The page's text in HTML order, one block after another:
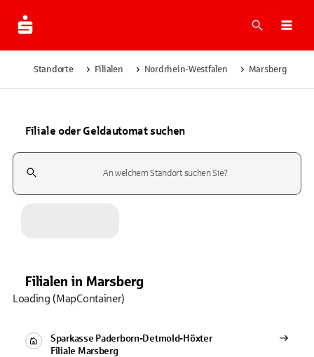
Suche
Standorte Filialen Nordrhein-Westfalen Marsberg
Filiale oder Geldautomat suchen
Suchfeld
Filialen in Marsberg
Sparkasse Paderborn-Detmold-Höxter
Filiale Marsberg
Loading (MapContainer)